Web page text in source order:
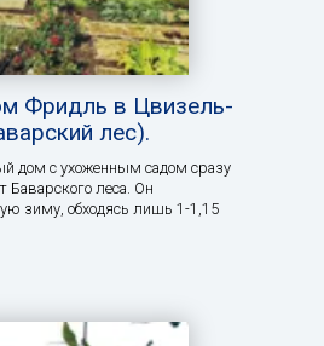
Фридль в Цвизель-
лес).
дом с ухоженным садом сразу
леса. Он
зиму, обходясь лишь 1-1,15